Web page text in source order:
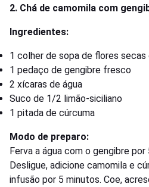
2. Chá de camomila com
Ingredientes:
1 colher de sopa de flores secas
1 pedaço de gengibre fresco
2 xícaras de água
Suco de 1/2 limão-siciliano
1 pitada de cúrcuma
Modo de preparo:
Ferva a água com o gengibre
Desligue, adicione camomila e
infusão por 5 minutos. Coe,